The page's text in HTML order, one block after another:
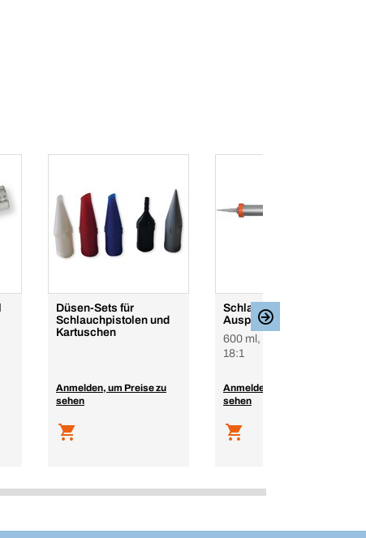
Düsen-Sets für
Schlauchpistolen und
Kartuschen
Anmelden, um Preise zu
sehen
Schlauchbeutel-
Auspresspistole
600 ml, Druckverhältnis:
18:1
Anmelden, um Preise zu
sehen